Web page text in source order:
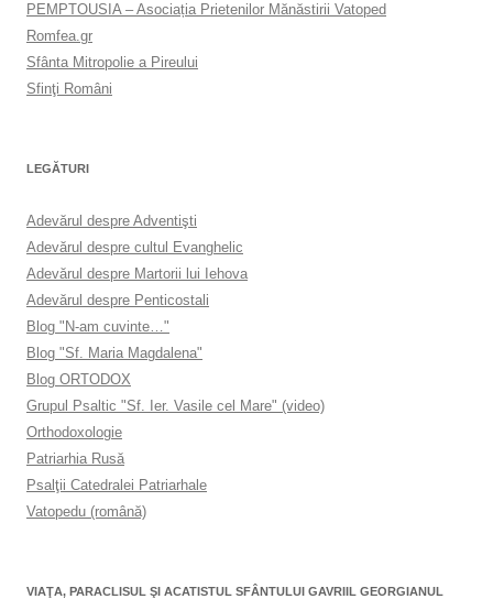
PEMPTOUSIA – Asociația Prietenilor Mănăstirii Vatoped
Romfea.gr
Sfânta Mitropolie a Pireului
Sfinţi Români
LEGĂTURI
Adevărul despre Adventişti
Adevărul despre cultul Evanghelic
Adevărul despre Martorii lui Iehova
Adevărul despre Penticostali
Blog "N-am cuvinte…"
Blog "Sf. Maria Magdalena"
Blog ORTODOX
Grupul Psaltic "Sf. Ier. Vasile cel Mare" (video)
Orthodoxologie
Patriarhia Rusă
Psalţii Catedralei Patriarhale
Vatopedu (română)
VIAŢA, PARACLISUL ŞI ACATISTUL SFÂNTULUI GAVRIIL GEORGIANUL